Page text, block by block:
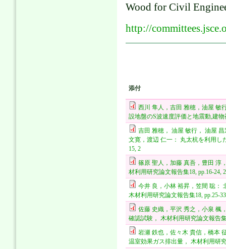
Wood for Civil
http://
添付
西川 隼人，吉田 雅穂，油屋 敏
設地盤のS波速度評価と地震動,建
吉田 雅穂， 油屋 敏行， 油屋
文寛，渡辺 仁一： 丸太杭を利用し
15, 2
篠原 聖人，加藤 真吾，豊田 淳
材利用研究論文報告集18, pp.16-24,
今井 良，小林 裕昇，笠間 聡：
木材利用研究論文報告集18, pp.25-
佐藤 史織，平沢 秀之，小泉 楓
確認試験， 木材利用研究論文報告集
岩瀬 鉄也，佐々木 貴信，橋本
温室効果ガス排出量， 木材利用研